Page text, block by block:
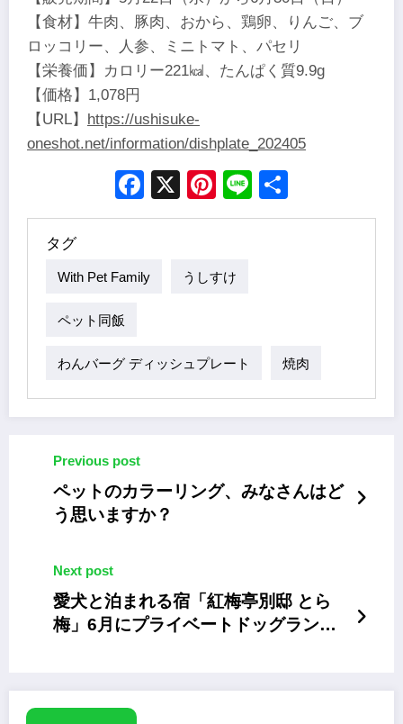
【食材】牛肉、豚肉、おから、鶏卵、りんご、ブ
ロッコリー、人参、ミニトマト、パセリ
【栄養価】カロリー221㎉、たんぱく質9.9g
【価格】1,078円
【URL】
https://ushisuke-
oneshot.net/information/dishplate_202405
Facebook
X Pinterest
Line
タグ
With Pet Family うしすけ
ペット同飯
わんバーグ ディッシュプレート 焼肉
Previous post
ペットのカラーリング、みなさんはど
う思いますか？
Next post
愛犬と泊まれる宿「紅梅亭別邸 とら
梅」6月にプライベートドッグラン付